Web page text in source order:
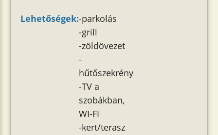
Lehetőségek:-parkolás
-grill
-zöldövezet
-
hűtőszekrény
-TV a
szobákban,
WI-FI
-kert/terasz